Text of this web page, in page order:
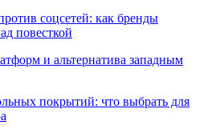
соцсетей: как бренды
повесткой
и альтернатива западным
покрытий: что выбрать для